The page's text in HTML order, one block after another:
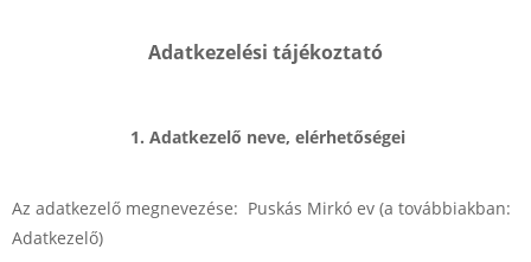
Adatkezelési tájékoztató
1. Adatkezelő neve, elérhetőségei
Az adatkezelő megnevezése: Puskás Mirkó ev (a továbbiakban:
Adatkezelő)